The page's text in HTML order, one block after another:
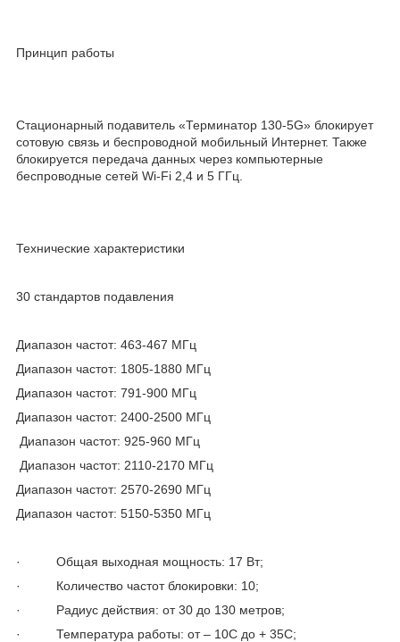
Принцип работы
Стационарный подавитель «Терминатор 130-5G» блокирует
сотовую связь и беспроводной мобильный Интернет. Также
блокируется передача данных через компьютерные
беспроводные сетей Wi-Fi 2,4 и 5 ГГц.
Технические характеристики
30 стандартов подавления
Диапазон частот: 463-467 МГц
Диапазон частот: 1805-1880 МГц
Диапазон частот: 791-900 МГц
Диапазон частот: 2400-2500 МГц
Диапазон частот: 925-960 МГц
Диапазон частот: 2110-2170 МГц
Диапазон частот: 2570-2690 МГц
Диапазон частот: 5150-5350 МГц
· Общая выходная мощность: 17 Вт;
· Количество частот блокировки: 10;
· Радиус действия: от 30 до 130 метров;
· Температура работы: от – 10С до + 35С;